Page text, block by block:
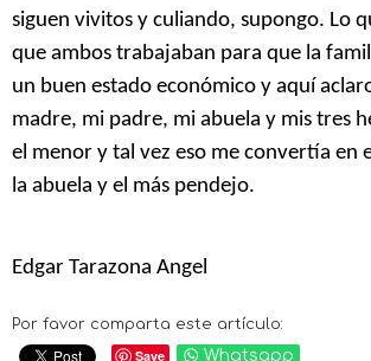
siguen vivitos y culiando, supongo. Lo
que ambos trabajaban para que la
un buen estado económico y aquí
madre, mi padre, mi abuela y mis tres
el menor y tal vez eso me convertía en
la abuela y el más pendejo.
Edgar Tarazona Angel
Por favor comparta este artículo:
Save Whatsapp